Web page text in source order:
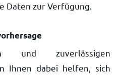
Daten zur Verfügung.
und zuverlässigen
Ihnen dabei helfen, sich